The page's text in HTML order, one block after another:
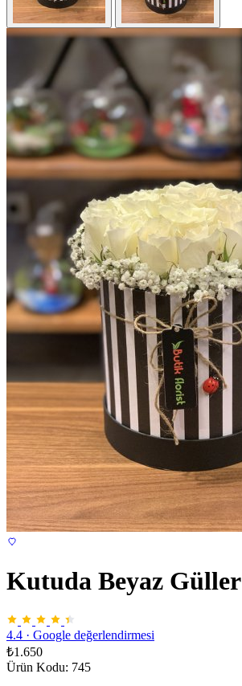
Kutuda Beyaz Güller
4.4 · Google değerlendirmesi
₺1.650
Ürün Kodu: 745